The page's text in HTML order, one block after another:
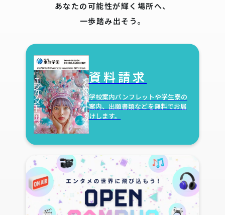
あなたの可能性が輝く場所へ、
一歩踏み出そう。
資料請求
学校案内パンフレットや学生寮の
案内、出願書類などを無料でお届
けします。